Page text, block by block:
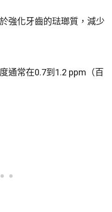
強化牙齒的琺瑯質，減少
通常在0.7到1.2 ppm（百